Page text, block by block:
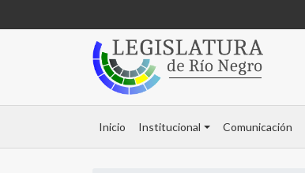
Inicio Institucional Comunicación